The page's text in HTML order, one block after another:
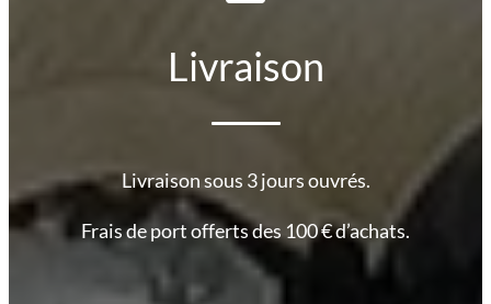
Livraison
Livraison sous 3 jours ouvrés.
Frais de port offerts des 100 € d’achats.